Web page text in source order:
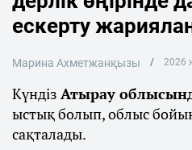
ескерту
Марина Ахметжанқызы 2026
Күндіз Атырау
ыстық болып, облыс
сақталады.